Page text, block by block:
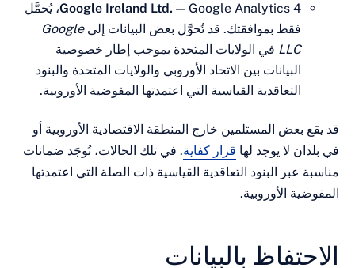
Google Ireland Ltd. — Google Analytics 4، يُحمَّل
فقط بموافقتك. قد تُحوَّل بعض البيانات إلىGoogle
في الولايات المتحدة بموجب إطار خصوصية
البيانات بين الاتحاد الأوروبي والولايات المتحدة والبنود
التعاقدية القياسية التي اعتمدتها المفوضية الأوروبية.
بعض المستلمين خارج المنطقة الاقتصادية الأوروبية أو
لا يوجد لها قرار كفاية. في تلك الحالات، تُوجَد ضمانات
عبر البنود التعاقدية القياسية ذات الصلة التي اعتمدتها
الأوروبية.
بالبيانات